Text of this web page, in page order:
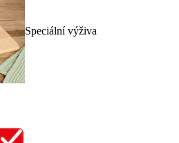
Speciální výživa